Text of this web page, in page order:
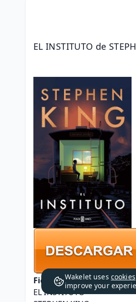
EL INSTITUTO de
Ficha técnica
EL INSTITUTO
Wakelet uses cookies
improve your